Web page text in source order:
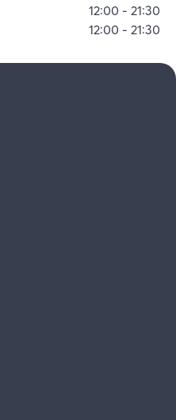
12:00 - 21:30
12:00 - 21:30